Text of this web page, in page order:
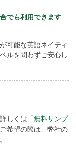
でも利用できます
可能な英語ネイティ
ルを問わずご安心し
しくは「無料サンプ
希望の際は、弊社の